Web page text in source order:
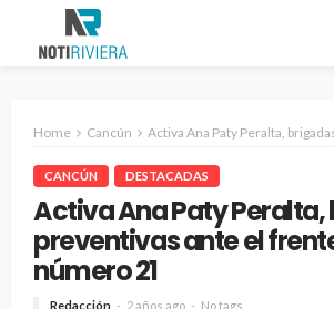
Home Cancún Activa Ana Paty Peralta, brigadas
CANCÚN DESTACADAS
Activa Ana Paty
preventivas ante el
número 21
Redacción 2 años ago No tags